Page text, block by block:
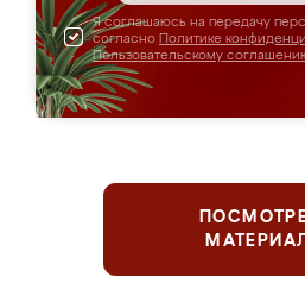
Я соглашаюсь на передачу
согласно Политике
Пользовательскому